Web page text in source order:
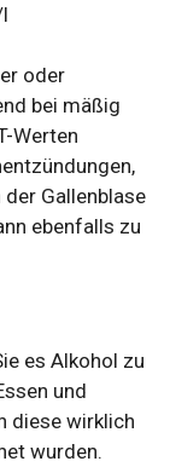
oder
bei mäßig
Werten
Gallenblase
ebenfalls zu
es Alkohol zu
und
diese wirklich
wurden.